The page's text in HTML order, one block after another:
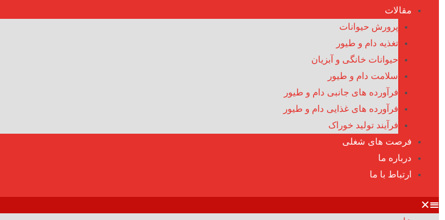
مقالات
پرورش حیوانات
تغذیه دام و طیور
حیوانات خانگی و آبزیان
سلامت دام و طیور
فرآورده های جانبی دام و طیور
فرآورده های غذایی دام و طیور
فرآیند تولید خوراک
فرصت های شغلی
درباره ما
ارتباط با ما